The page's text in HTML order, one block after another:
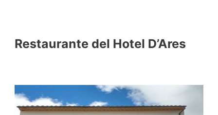
Restaurante del Hotel D’Ares